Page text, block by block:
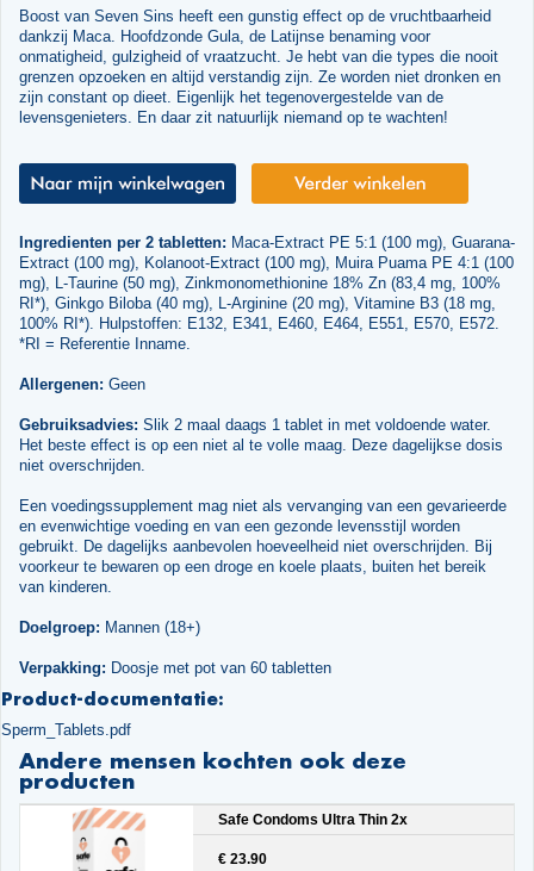
Boost van Seven Sins heeft een gunstig effect op de vruchtbaarheid
dankzij Maca. Hoofdzonde Gula, de Latijnse benaming voor
onmatigheid, gulzigheid of vraatzucht. Je hebt van die types die nooit
grenzen opzoeken en altijd verstandig zijn. Ze worden niet dronken en
zijn constant op dieet. Eigenlijk het tegenovergestelde van de
levensgenieters. En daar zit natuurlijk niemand op te wachten!
Ingredienten per 2 tabletten: Maca-Extract PE 5:1 (100 mg), Guarana-
Extract (100 mg), Kolanoot-Extract (100 mg), Muira Puama PE 4:1 (100
mg), L-Taurine (50 mg), Zinkmonomethionine 18% Zn (83,4 mg, 100%
RI*), Ginkgo Biloba (40 mg), L-Arginine (20 mg), Vitamine B3 (18 mg,
100% RI*). Hulpstoffen: E132, E341, E460, E464, E551, E570, E572.
*RI = Referentie Inname.
Allergenen: Geen
Gebruiksadvies: Slik 2 maal daags 1 tablet in met voldoende water.
Het beste effect is op een niet al te volle maag. Deze dagelijkse dosis
niet overschrijden.
Een voedingssupplement mag niet als vervanging van een gevarieerde
en evenwichtige voeding en van een gezonde levensstijl worden
gebruikt. De dagelijks aanbevolen hoeveelheid niet overschrijden. Bij
voorkeur te bewaren op een droge en koele plaats, buiten het bereik
van kinderen.
Doelgroep: Mannen (18+)
Verpakking: Doosje met pot van 60 tabletten
Product-documentatie:
Sperm_Tablets.pdf
Andere mensen kochten ook deze
producten
Safe Condoms Ultra Thin 2x
€ 23.90